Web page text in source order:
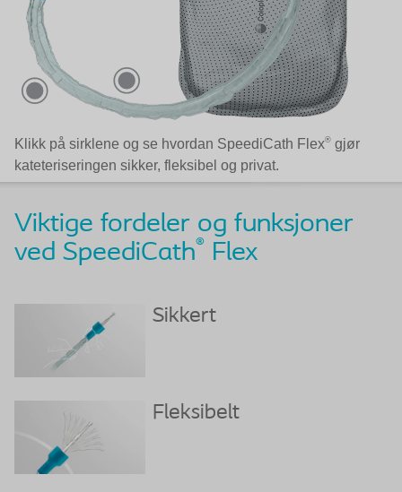
Klikk på sirklene og se hvordan SpeediCath Flex® gjør
kateteriseringen sikker, fleksibel og privat.
Viktige fordeler og funksjoner
ved SpeediCath® Flex
Sikkert
Fleksibelt